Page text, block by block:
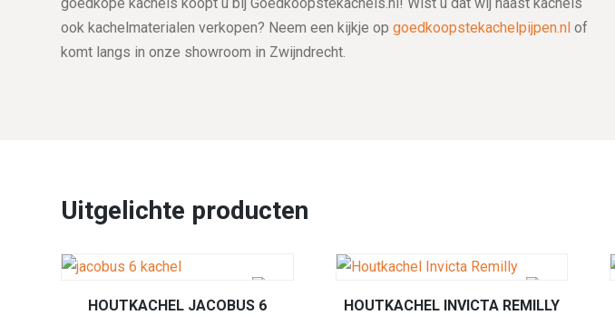
ook kachelmaterialen verkopen? Neem een kijkje op goedkoopstekachelpijpen.nl of
komt langs in onze showroom in Zwijndrecht.
Uitgelichte producten
HOUTKACHEL JACOBUS 6 HOUTKACHEL INVICTA REMILLY